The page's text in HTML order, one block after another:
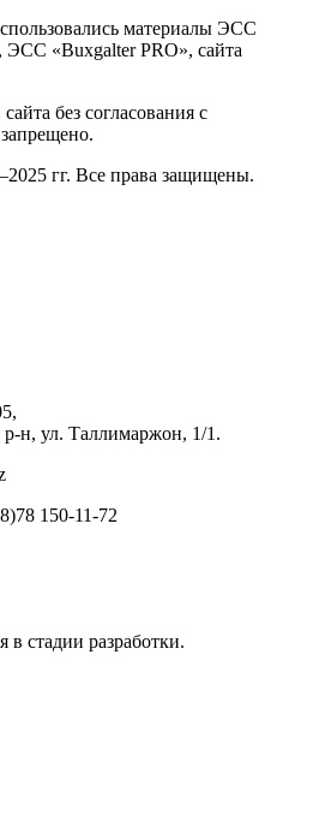
материалы ЭСС
ЭСС «Buxgalter PRO», сайта
без согласования с
гг. Все права защищены.
н, ул. Таллимаржон, 1/1.
150-11-72
стадии разработки.